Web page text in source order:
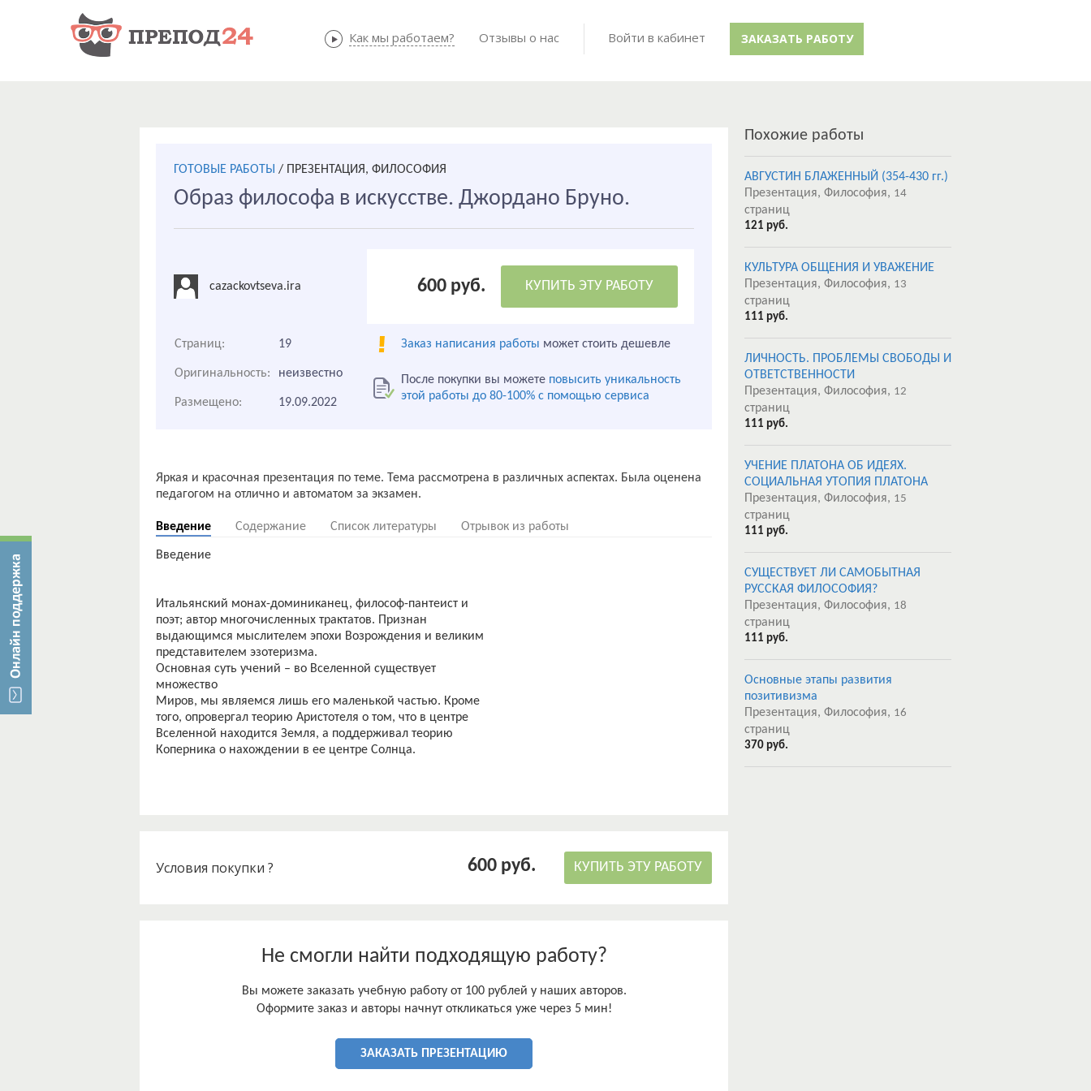
Как мы работаем? Готовые работы
Как мы работаем? Отзывы о нас Войти в кабинет ЗАКАЗАТЬ РАБОТУ
ГОТОВЫЕ РАБОТЫ / ПРЕЗЕНТАЦИЯ, ФИЛОСОФИЯ
Образ философа в искусстве. Джордано Бруно.
cazackovtseva.ira 600 руб. КУПИТЬ ЭТУ РАБОТУ
Страниц: 19 Заказ написания работы может стоить дешевле
Оригинальность: неизвестно После покупки вы можете повысить уникальность
этой работы до 80-100% с помощью сервиса
Размещено: 19.09.2022
Яркая и красочная презентация по теме. Тема рассмотрена в различных аспектах. Была оценена
Введение Содержание Список литературы Отрывок из работы
Введение
Итальянский монах-доминиканец, философ-пантеист и
поэт; автор многочисленных трактатов. Признан
выдающимся мыслителем эпохи Возрождения и великим
представителем эзотеризма.
Основная суть учений – во Вселенной существует
множество
Миров, мы являемся лишь его маленькой частью. Кроме
того, опровергал теорию Аристотеля о том, что в центре
Вселенной находится Земля, а поддерживал теорию
Условия покупки ? 600 руб. КУПИТЬ ЭТУ РАБОТУ
Не смогли найти подходящую работу?
Вы можете заказать учебную работу от 100 рублей у наших авторов.
Оформите заказ и авторы начнут откликаться уже через 5 мин!
ЗАКАЗАТЬ ПРЕЗЕНТАЦИЮ
Похожие работы
АВГУСТИН БЛАЖЕННЫЙ (354-430 гг.)
Презентация, Философия, 14
страниц
121 руб.
КУЛЬТУРА ОБЩЕНИЯ И УВАЖЕНИЕ
Презентация, Философия, 13
страниц
111 руб.
ЛИЧНОСТЬ. ПРОБЛЕМЫ СВОБОДЫ И
ОТВЕТСТВЕННОСТИ
Презентация, Философия, 12
страниц
111 руб.
УЧЕНИЕ ПЛАТОНА ОБ ИДЕЯХ.
СОЦИАЛЬНАЯ УТОПИЯ ПЛАТОНА
Презентация, Философия, 15
страниц
111 руб.
СУЩЕСТВУЕТ ЛИ САМОБЫТНАЯ
РУССКАЯ ФИЛОСОФИЯ?
Презентация, Философия, 18
страниц
111 руб.
Основные этапы развития
позитивизма
Презентация, Философия, 16
страниц
370 руб.